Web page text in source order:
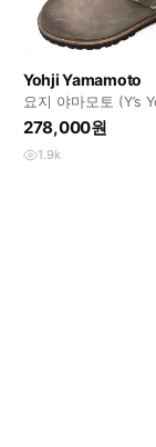
Yohji Yamamoto
요지 야마모토 (Y’s
Yamamoto)
278,000원
1.9k